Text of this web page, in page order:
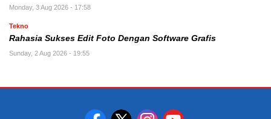
Monday, 3 Aug 2026 - 17:58
Tekno
Rahasia Sukses Edit Foto Dengan Software Grafis
Sunday, 2 Aug 2026 - 19:55